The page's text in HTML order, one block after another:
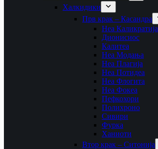
Халкидики
Прв крак – Касандра
Неа Каликратија
Дионисиос
Калитеа
Неа Модања
Неа Плагија
Неа Потидеа
Неа Флогита
Неа Фокеа
Пефкохори
Полихроно
Сивири
Фурка
Ханиоти
Втор крак – Ситонија